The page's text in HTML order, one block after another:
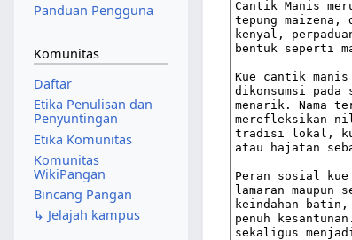
Panduan Pengguna
Komunitas
Daftar
Etika Penulisan dan
Penyuntingan
Etika Komunitas
Komunitas
WikiPangan
Bincang Pangan
↳ Jelajah kampus